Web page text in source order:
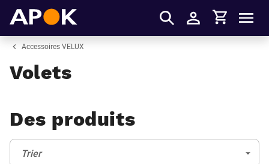
S'identifier
Panier
Accessoires VELUX
Volets
Des produits
Trier:
Trier